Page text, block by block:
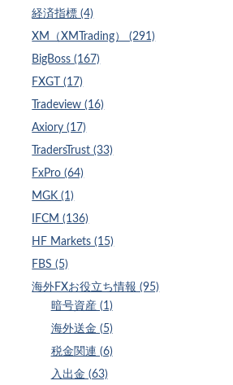
経済指標 (4)
XM（XMTrading） (291)
BigBoss (167)
FXGT (17)
Tradeview (16)
Axiory (17)
TradersTrust (33)
FxPro (64)
MGK (1)
IFCM (136)
HF Markets (15)
FBS (5)
海外FXお役立ち情報 (95)
暗号資産 (1)
海外送金 (5)
税金関連 (6)
入出金 (63)